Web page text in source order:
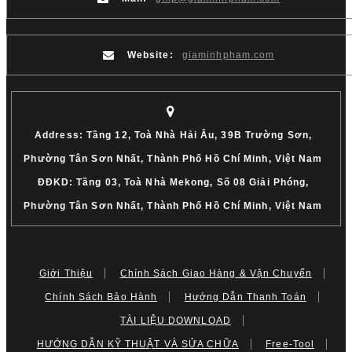
Website: giaminhpham.com
Address: Tầng 12, Toà Nhà Hải Âu, 39B Trường Sơn,
Phường Tân Sơn Nhất, Thành Phố Hồ Chí Minh, Việt Nam
ĐĐKD: Tầng 03, Toà Nhà Mekong, Số 08 Giải Phóng,
Phường Tân Sơn Nhất, Thành Phố Hồ Chí Minh, Việt Nam
Giới Thiệu Chính Sách Giao Hàng & Vận Chuyển
Chính Sách Bảo Hành Hướng Dẫn Thanh Toán
TÀI LIỆU DOWNLOAD
HƯỚNG DẪN KỸ THUẬT VÀ SỬA CHỮA Free-Tool